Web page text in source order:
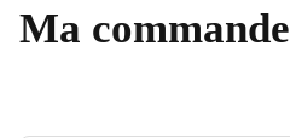
Ma commande